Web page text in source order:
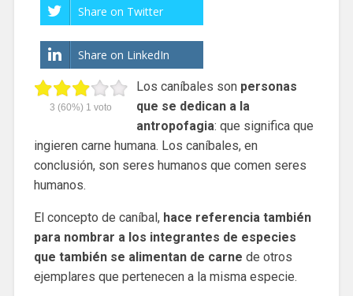
Share on Twitter
Share on LinkedIn
3 (60%) 1 voto
Los caníbales son personas
que se dedican a la
antropofagia: que significa que
ingieren carne humana. Los caníbales, en
conclusión, son seres humanos que comen seres
humanos.
El concepto de caníbal, hace referencia también
para nombrar a los integrantes de especies
que también se alimentan de carne de otros
ejemplares que pertenecen a la misma especie.